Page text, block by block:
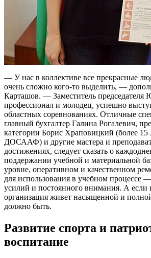
— У нас в коллективе все прекрасные
очень сложно кого-то выделить, —
Карташов. — Заместитель
профессионал и молодец, успешно
областных соревнованиях. Отличные
главный бухгалтер Галина Рогалевич,
категории Борис Храповицкий (более 15
ДОСААФ) и другие мастера и
достижениях, следует сказать о
поддержании учебной и материальной
уровне, оперативном и качественном
для использования в учебном процессе —
усилий и постоянного внимания. А
организация живет насыщенной и
должно быть.
Развитие спорта и
воспитание